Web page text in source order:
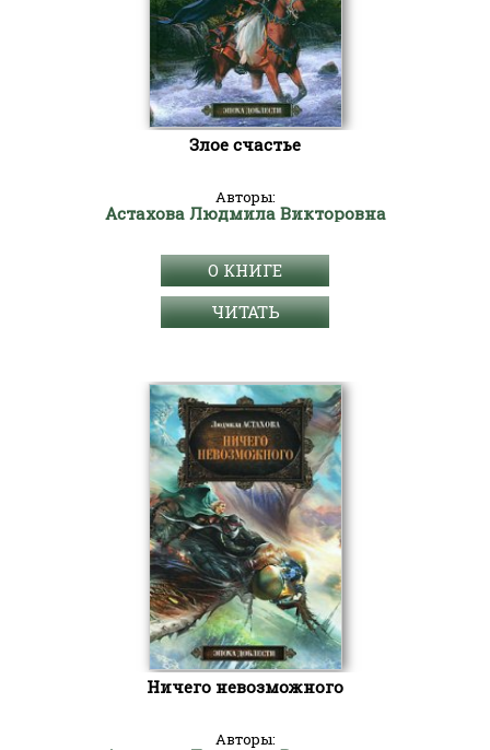
Злое счастье
Авторы:
Астахова Людмила Викторовна
О КНИГЕ
ЧИТАТЬ
Ничего невозможного
Авторы: